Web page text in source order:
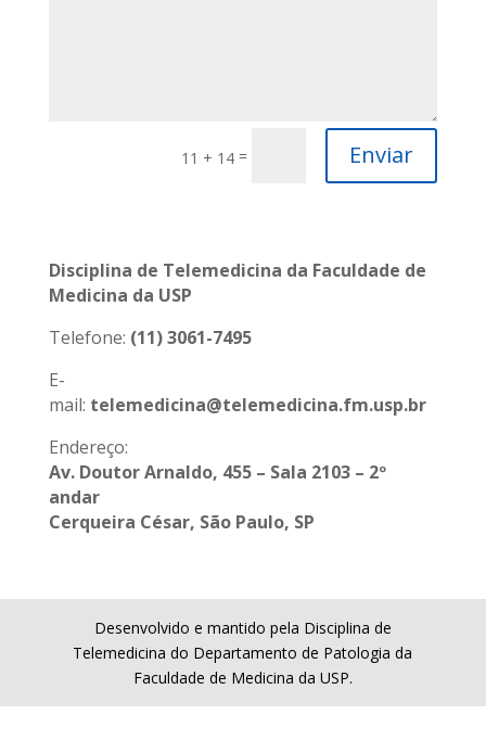
11 + 14 = Enviar
Disciplina de Telemedicina da Faculdade de
Medicina da USP
Telefone: (11) 3061-7495
E-
mail: telemedicina@telemedicina.fm.usp.br
Endereço:
Av. Doutor Arnaldo, 455 – Sala 2103 – 2º
andar
Cerqueira César, São Paulo, SP
Desenvolvido e mantido pela Disciplina de
Telemedicina do Departamento de Patologia da
Faculdade de Medicina da USP.